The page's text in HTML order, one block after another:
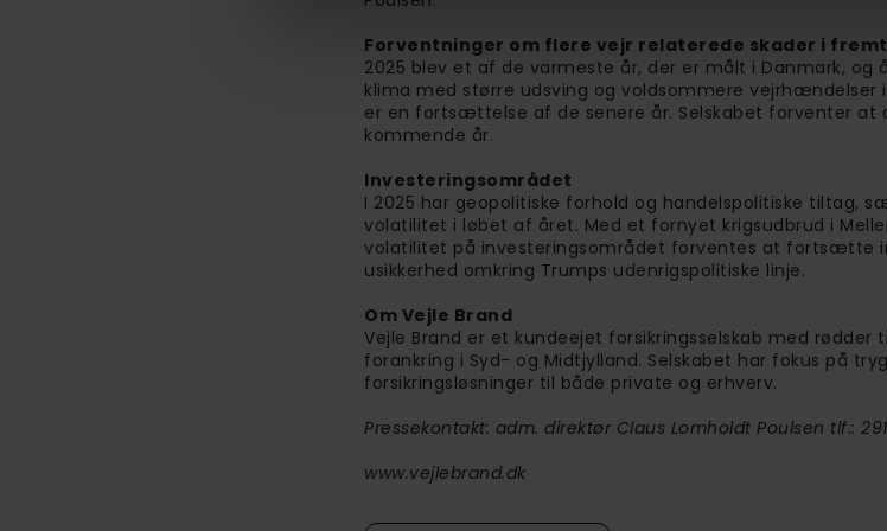
Forventninger om flere vejr relaterede skader i
2025 blev et af de varmeste år, der er målt i Danmark,
klima med større udsving og voldsommere vejrhændelser
er en fortsættelse af de senere år. Selskabet forventer
kommende år.
Investeringsområdet
I 2025 har geopolitiske forhold og handelspolitiske tiltag,
volatilitet i løbet af året. Med et fornyet krigsudbrud i
volatilitet på investeringsområdet forventes at fortsætte
usikkerhed omkring Trumps udenrigspolitiske linje.
Om Vejle Brand
Vejle Brand er et kundeejet forsikringsselskab med rødder
forankring i Syd- og Midtjylland. Selskabet har fokus på
forsikringsløsninger til både private og erhverv.
Pressekontakt: adm. direktør Claus Lomholdt Poulsen tlf.:
www.vejlebrand.dk